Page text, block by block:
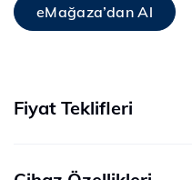
eMağaza’dan Al
Fiyat Teklifleri